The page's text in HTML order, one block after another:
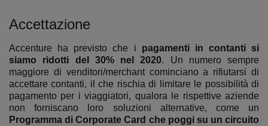
Accettazione
Accenture ha previsto che i pagamenti in contanti si
siamo ridotti del 30% nel 2020. Un numero sempre
maggiore di venditori/merchant cominciano a rifiutarsi di
accettare contanti, il che rischia di limitare le possibilità di
pagamento per i viaggiatori, qualora le rispettive aziende
non forniscano loro soluzioni alternative, come un
Programma di Corporate Card che poggi su un circuito